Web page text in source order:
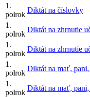
1.
polrok
Diktát na číslovky
1.
polrok
Diktát na zhrnutie
1.
polrok
Diktát na zhrnutie
1.
polrok
Diktát na mať, pani,
1.
polrok
Diktát na mať, pani,